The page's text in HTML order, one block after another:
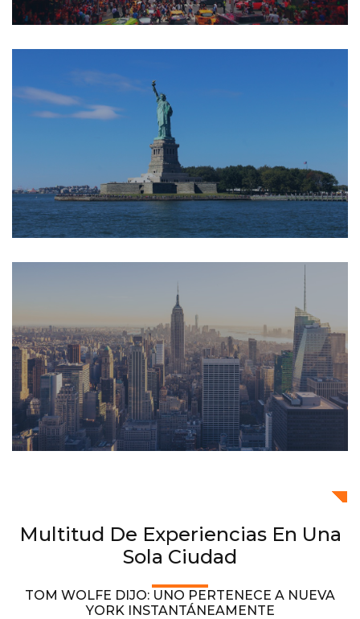
Multitud De Experiencias En Una
Sola Ciudad
TOM WOLFE DIJO: UNO PERTENECE A NUEVA
YORK INSTANTÁNEAMENTE